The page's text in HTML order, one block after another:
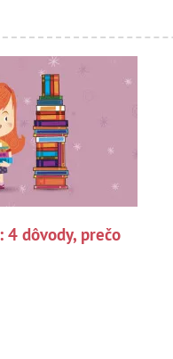
4 dôvody, prečo